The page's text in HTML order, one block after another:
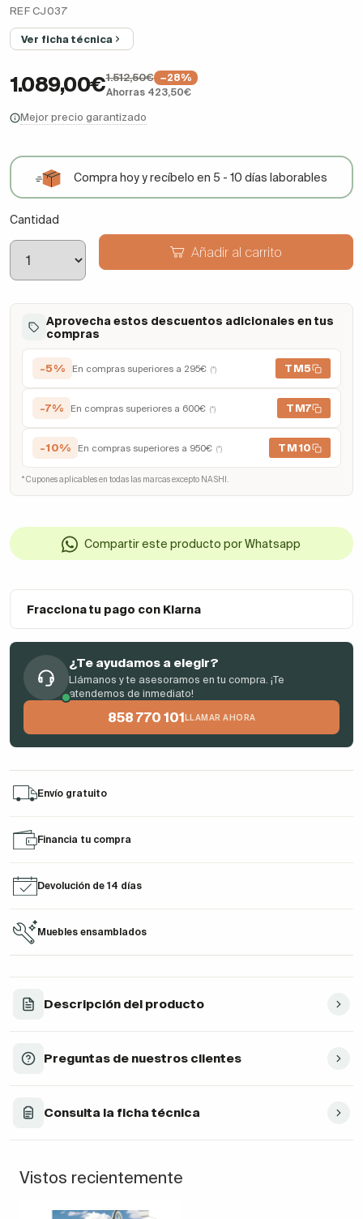
REF CJ037
Ver ficha técnica
1.089,00€1.512,50€
−28%
Ahorras 423,50€
Mejor precio garantizado
Compra hoy y recíbelo en 5 - 10 días laborables
Cantidad
Añadir al carrito
Aprovecha estos descuentos adicionales en tus
compras
-5% En compras superiores a 295€ (*) TM5
-7% En compras superiores a 600€ (*) TM7
-10% En compras superiores a 950€ (*) TM10
* Cupones aplicables en todas las marcas excepto NASHI.
Compartir este producto por Whatsapp
Fracciona tu pago con Klarna
¿Te ayudamos a elegir?
Llámanos y te asesoramos en tu compra. ¡Te
atendemos de inmediato!
858 770 101 LLAMAR AHORA
Envío gratuito
Financia tu compra
Devolución de 14 días
Muebles ensamblados
Descripción del producto
Preguntas de nuestros clientes
Consulta la ficha técnica
Vistos recientemente